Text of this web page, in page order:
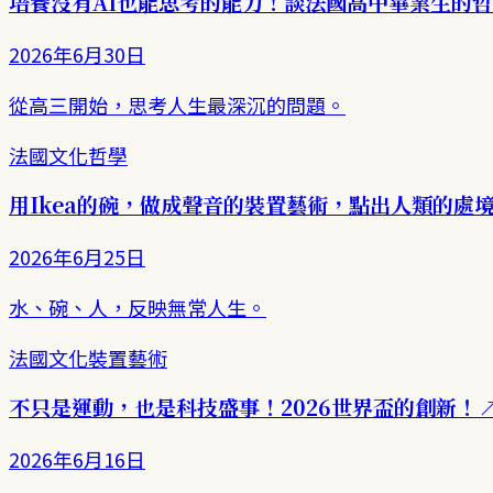
2026年6月30日
從高三開始，思考人生最深沉的問題。
法國文化哲學
用Ikea的碗，做成聲音的裝置藝術，點出人類的處
2026年6月25日
水、碗、人，反映無常人生。
法國文化裝置藝術
不只是運動，也是科技盛事！2026世界盃的創新！
2026年6月16日